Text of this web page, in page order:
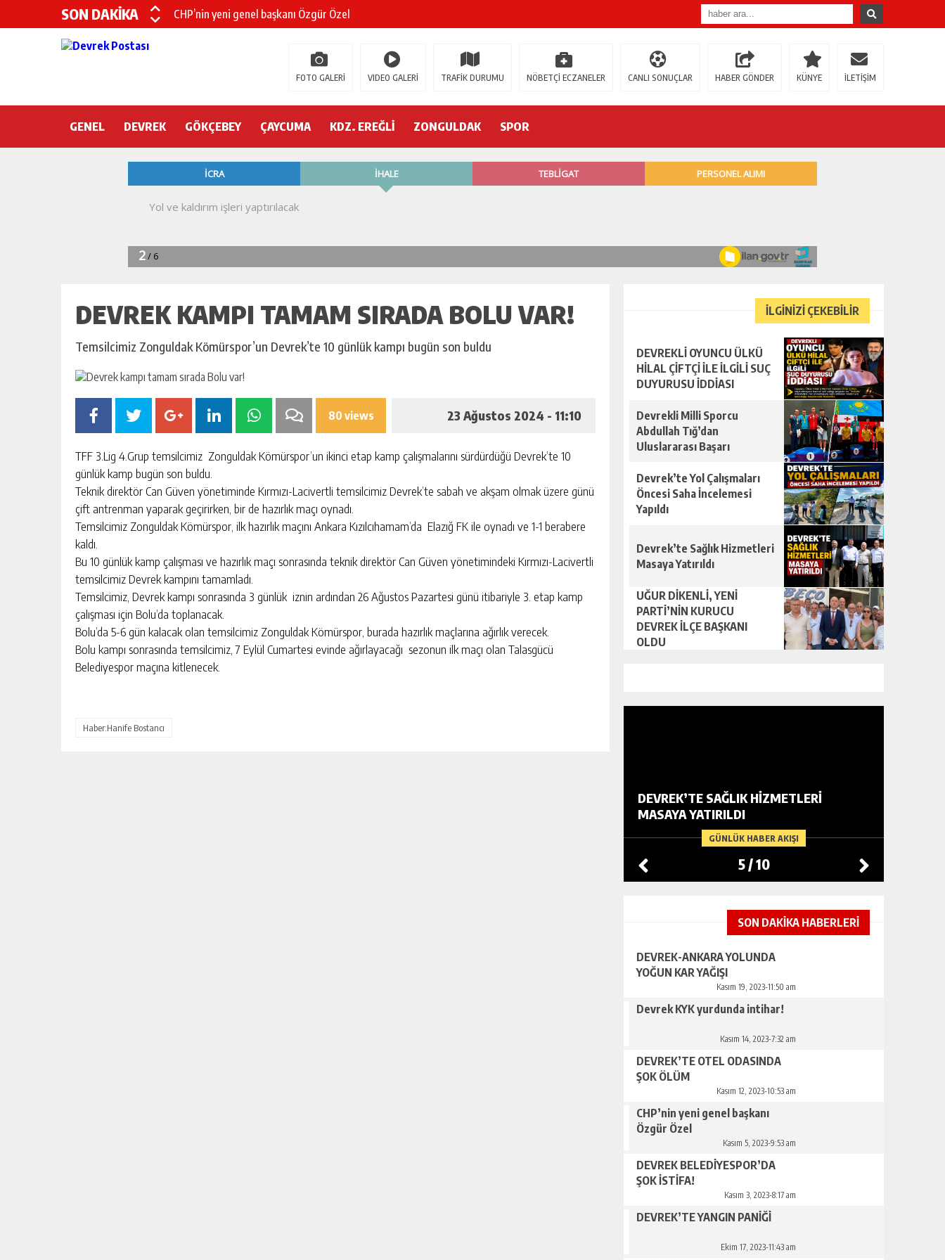
SON DAKİKA
CHP’nin yeni genel başkanı Özgür Özel
Devrek Engelsiz Yaşam Merkezi’nde neler oluyor?
TTK’DA GÖÇÜK! ÇOK SAYIDA İŞÇİ GÖÇÜK ALTINDA!
FOTO GALERİ VIDEO GALERİ TRAFİK DURUMU NÖBETÇİ ECZANELER CANLI SONUÇLAR HABER GÖNDER KÜNYE İLETİŞİM
GENEL DEVREK GÖKÇEBEY ÇAYCUMA KDZ. EREĞLİ ZONGULDAK SPOR
DEVREK KAMPI TAMAM SIRADA BOLU VAR!
Temsilcimiz Zonguldak Kömürspor’un Devrek’te 10 günlük kampı bugün son buldu
80 views 23 Ağustos 2024 - 11:10
TFF 3.Lig 4.Grup temsilcimiz Zonguldak Kömürspor’un ikinci etap kamp çalışmalarını sürdürdüğü Devrek’te 10
günlük kamp bugün son buldu.
Teknik direktör Can Güven yönetiminde Kırmızı-Lacivertli temsilcimiz Devrek’te sabah ve akşam olmak üzere günü
çift antrenman yaparak geçirirken, bir de hazırlık maçı oynadı.
Temsilcimiz Zonguldak Kömürspor, ilk hazırlık maçını Ankara Kızılcıhamam’da Elazığ FK ile oynadı ve 1-1 berabere
kaldı.
Bu 10 günlük kamp çalışması ve hazırlık maçı sonrasında teknik direktör Can Güven yönetimindeki Kırmızı-Lacivertli
temsilcimiz Devrek kampını tamamladı.
Temsilcimiz, Devrek kampı sonrasında 3 günlük iznin ardından 26 Ağustos Pazartesi günü itibariyle 3. etap kamp
çalışması için Bolu’da toplanacak.
Bolu’da 5-6 gün kalacak olan temsilcimiz Zonguldak Kömürspor, burada hazırlık maçlarına ağırlık verecek.
Bolu kampı sonrasında temsilcimiz, 7 Eylül Cumartesi evinde ağırlayacağı sezonun ilk maçı olan Talasgücü
Belediyespor maçına kitlenecek.
Haber:Hanife Bostancı
İLGİNİZİ ÇEKEBİLİR
DEVREKLİ OYUNCU ÜLKÜ
HİLAL ÇİFTÇİ İLE İLGİLİ SUÇ
DUYURUSU İDDİASI
Devrekli Milli Sporcu
Abdullah Tığ’dan
Uluslararası Başarı
Devrek’te Yol Çalışmaları
Öncesi Saha İncelemesi
Yapıldı
Devrek’te Sağlık Hizmetleri
Masaya Yatırıldı
UĞUR DİKENLİ, YENİ
PARTİ’NİN KURUCU
DEVREK İLÇE BAŞKANI
OLDU
GÜNLÜK HABER AKIŞI
DEVREK’TE SAĞLIK HIZMETLERI
MASAYA YATIRILDI
5/10
SON DAKİKA HABERLERİ
DEVREK-ANKARA YOLUNDA
YOĞUN KAR YAĞIŞI
Kasım 19, 2023-11:50 am
Devrek KYK yurdunda intihar!
Kasım 14, 2023-7:32 am
DEVREK’TE OTEL ODASINDA
ŞOK ÖLÜM
Kasım 12, 2023-10:53 am
CHP’nin yeni genel başkanı
Özgür Özel
Kasım 5, 2023-9:53 am
DEVREK BELEDİYESPOR’DA
ŞOK İSTİFA!
Kasım 3, 2023-8:17 am
DEVREK’TE YANGIN PANİĞİ
Ekim 17, 2023-11:43 am